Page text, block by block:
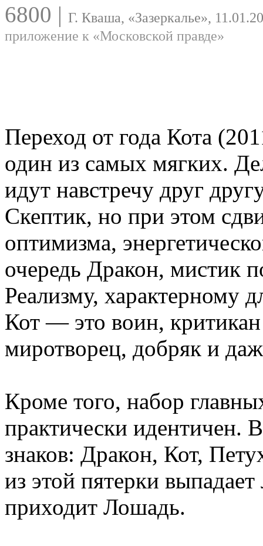
6800 | Г. Кваша, «Зазеркалье»,
приложение к «Московской правде»
Переход от года Кота
один из самых мягких.
идут навстречу друг
Скептик, но при этом
оптимизма,
очередь Дракон, мистик
Реализму, характерному
Кот — это воин,
миротворец, добряк и
Кроме того, набор
практически идентичен.
знаков: Дракон, Кот,
из этой пятерки
приходит Лошадь.